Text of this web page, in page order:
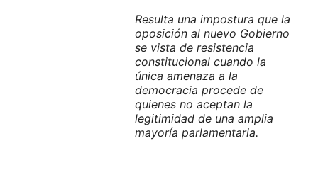
Resulta una impostura que la
oposición al nuevo Gobierno
se vista de resistencia
constitucional cuando la
única amenaza a la
democracia procede de
quienes no aceptan la
legitimidad de una amplia
mayoría parlamentaria.